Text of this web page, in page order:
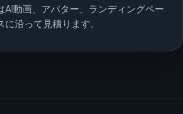
AI動画、アバター、ランディングペー
沿って見積ります。